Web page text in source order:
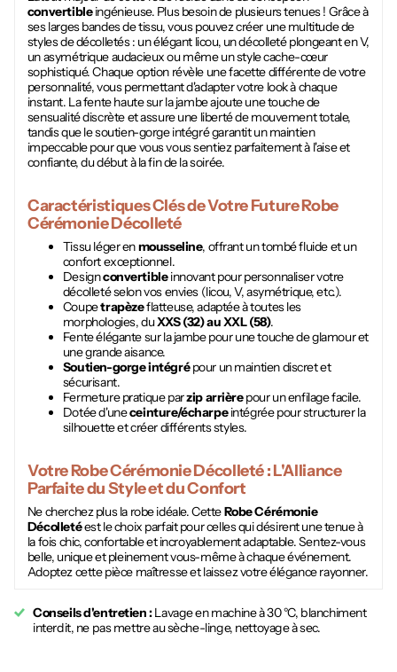
convertibleingénieuse. Plus besoin de plusieurs tenues ! Grâce à
ses larges bandes de tissu, vous pouvez créer une multitude de
styles de décolletés : un élégant licou, un décolleté plongeant en V,
un asymétrique audacieux ou même un style cache-cœur
sophistiqué. Chaque option révèle une facette différente de votre
personnalité, vous permettant d'adapter votre look à chaque
instant. La fente haute sur la jambe ajoute une touche de
sensualité discrète et assure une liberté de mouvement totale,
tandis que le soutien-gorge intégré garantit un maintien
impeccable pour que vous vous sentiez parfaitement à l'aise et
confiante, du début à la fin de la soirée.
Caractéristiques Clés de Votre FutureRobe
Cérémonie Décolleté
Tissu léger enmousseline, offrant un tombé fluide et un
confort exceptionnel.
Designconvertibleinnovant pour personnaliser votre
décolleté selon vos envies (licou, V, asymétrique, etc.).
Coupetrapèzeflatteuse, adaptée à toutes les
morphologies, duXXS (32) au XXL (58).
Fente élégante sur la jambe pour une touche de glamour et
une grande aisance.
Soutien-gorge intégrépour un maintien discret et
sécurisant.
Fermeture pratique parzip arrièrepour un enfilage facile.
Dotée d'uneceinture/écharpeintégrée pour structurer la
silhouette et créer différents styles.
VotreRobe Cérémonie Décolleté: L'Alliance
Parfaite du Style et du Confort
Ne cherchez plus la robe idéale. CetteRobe Cérémonie
Décolletéest le choix parfait pour celles qui désirent une tenue à
la fois chic, confortable et incroyablement adaptable. Sentez-vous
belle, unique et pleinement vous-même à chaque événement.
Adoptez cette pièce maîtresse et laissez votre élégance rayonner.
Conseils d'entretien :Lavage en machine à 30 °C, blanchiment
interdit, ne pas mettre au sèche-linge, nettoyage à sec.